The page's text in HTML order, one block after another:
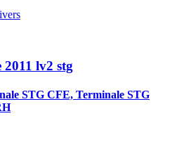
2011 lv2 stg
STG CFE, Terminale STG